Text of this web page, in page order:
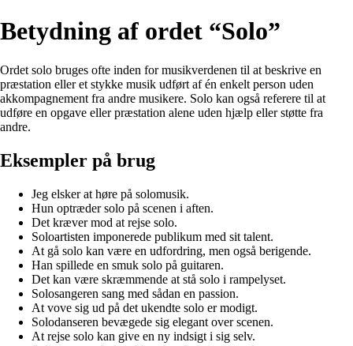
Betydning af ordet “Solo”
Ordet solo bruges ofte inden for musikverdenen til at beskrive en
præstation eller et stykke musik udført af én enkelt person uden
akkompagnement fra andre musikere. Solo kan også referere til at
udføre en opgave eller præstation alene uden hjælp eller støtte fra
andre.
Eksempler på brug
Jeg elsker at høre på solomusik.
Hun optræder solo på scenen i aften.
Det kræver mod at rejse solo.
Soloartisten imponerede publikum med sit talent.
At gå solo kan være en udfordring, men også berigende.
Han spillede en smuk solo på guitaren.
Det kan være skræmmende at stå solo i rampelyset.
Solosangeren sang med sådan en passion.
At vove sig ud på det ukendte solo er modigt.
Solodanseren bevægede sig elegant over scenen.
At rejse solo kan give en ny indsigt i sig selv.